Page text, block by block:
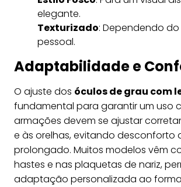
elegante.
Texturizado: Dependendo
pessoal.
Adaptabilidade e
O ajuste dos óculos de grau com
fundamental para garantir um uso
armações devem se ajustar
e às orelhas, evitando desconforto
prolongado. Muitos modelos vêm
hastes e nas plaquetas de nariz,
adaptação personalizada ao